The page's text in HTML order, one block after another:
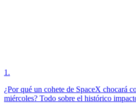
1 .
¿Por qué un cohete de SpaceX chocará
miércoles? Todo sobre el histórico